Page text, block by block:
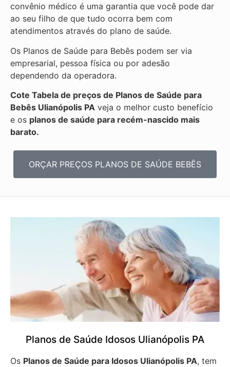
convênio médico é uma garantia que você pode dar
ao seu filho de que tudo ocorra bem com
atendimentos através do plano de saúde.
Os Planos de Saúde para Bebês podem ser via
empresarial, pessoa física ou por adesão
dependendo da operadora.
Cote Tabela de preços de Planos de Saúde para
Bebês Ulianópolis PA veja o melhor custo benefício
e os planos de saúde para recém-nascido mais
barato.
ORÇAR PREÇOS PLANOS DE SAÚDE BEBÊS
Planos de Saúde Idosos Ulianópolis PA
Os Planos de Saúde para Idosos Ulianópolis PA, tem